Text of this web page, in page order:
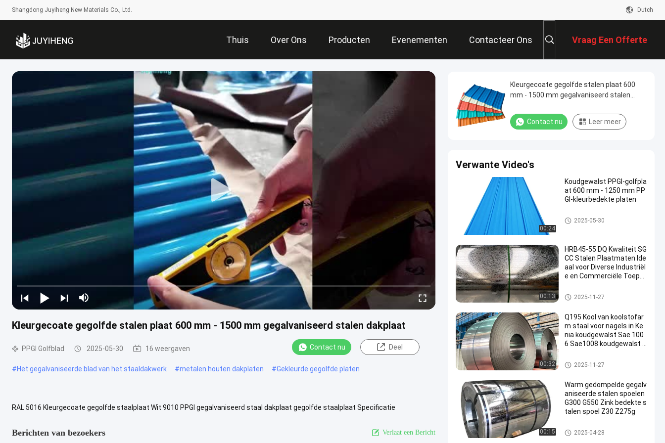
Shangdong Juyiheng New Materials Co., Ltd. Dutch
Thuis Over Ons Producten Evenementen Contacteer Ons Vraag Een Offerte
Aan
Kleurgecoate gegolfde stalen plaat 600 mm - 1500 mm gegalvaniseerd stalen dakplaat
PPGI Golfblad 2025-05-30 16 weergaven Contact nu Deel
#Het gegalvaniseerde blad van het staaldakwerk #metalen houten dakplaten #Gekleurde gegolfde platen
RAL 5016 Kleurgecoate gegolfde staalplaat Wit 9010 PPGI gegalvaniseerd staal dakplaat gegolfde staalplaat Specificatie
Berichten van bezoekers Verlaat een Bericht
Kleurgecoate gegolfde stalen plaat 600
mm - 1500 mm gegalvaniseerd stalen
Contact nu Leer meer
Verwante Video's
00:24
Koudgewalst PPGI-golfpla
at 600 mm - 1250 mm PP
GI-kleurbedekte platen
PPGI Golfblad
2025-05-30
00:13
HRB45-55 DQ Kwaliteit SG
CC Stalen Plaatmaten Ide
aal voor Diverse Industriël
e en Commerciële Toepa
Gegalvaniseerde Staalplaat
2025-11-27
00:32
Q195 Kool van koolstofar
m staal voor nagels in Ke
nia koudgewalst Sae 100
6 Sae1008 koudgewalst k
coil
Koudgewalste Koolstofstaalro
2025-11-27
00:15
Warm gedompelde gegalv
aniseerde stalen spoelen
G300 G550 Zink bedekte s
talen spoel Z30 Z275g
Gegalvaniseerde stalen spoel
2025-04-28